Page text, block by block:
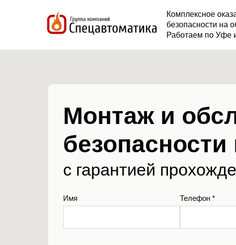
Комплексное
безопасности на
Работаем по Уфе
Монтаж и
с гарантией
Имя Телефон *